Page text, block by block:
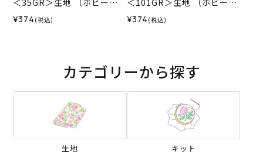
＜35GR＞生地 （ホビーラ
ホビーレオリジナル）2026
¥374 (税込)
＜101GR＞生地 （ホビーラ
ホビーレオリジナル）2026
¥374 (税込)
カテゴリーから探す
生地 キット